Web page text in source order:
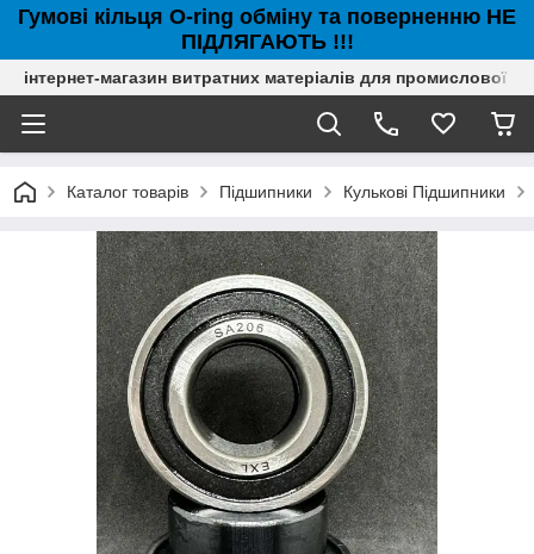
Гумові кільця O-ring обміну та поверненню НЕ
ПІДЛЯГАЮТЬ !!!
інтернет-магазин витратних матеріалів для промислової
Каталог товарів Підшипники Кулькові Підшипники